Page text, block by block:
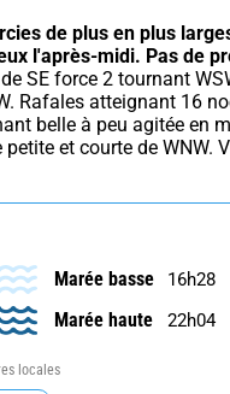
de plus en plus
l'après-midi. Pas de
Rafales atteignant 16
belle à peu agitée en
petite et courte de WNW.
Marée basse 16h28
Marée haute 22h04
locales